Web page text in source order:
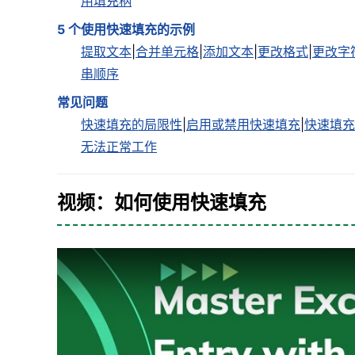
5 个使用快速填充的示例
提取文本 合并单元格 添加文本 更改格式 更改字
串顺序
常见问题
快速填充的局限性 启用或禁用快速填充 快速填充
无法正常工作
视频：如何使用快速填充